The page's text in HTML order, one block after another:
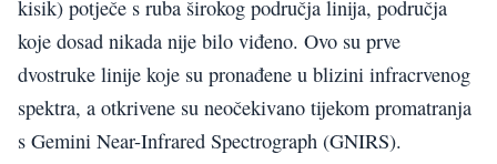
kisik) potječe s ruba širokog područja linija, područja
koje dosad nikada nije bilo viđeno. Ovo su prve
dvostruke linije koje su pronađene u blizini infracrvenog
spektra, a otkrivene su neočekivano tijekom promatranja
s Gemini Near-Infrared Spectrograph (GNIRS).